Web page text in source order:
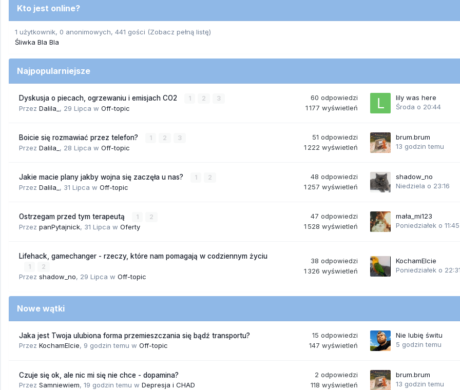
Kto jest online?
1 użytkownik, 0 anonimowych, 441 gości (Zobacz pełną listę)
Śliwka Bla Bla
Najpopularniejsze
Dyskusja o piecach, ogrzewaniu i emisjach CO2 1 2 3
Przez Dalila_ , 29 Lipca w Off-topic
60 odpowiedzi
1 177 wyświetleń
lily was here
Środa o 20:44
Boicie się rozmawiać przez telefon? 1 2 3
Przez Dalila_ , 28 Lipca w Off-topic
51 odpowiedzi
1 222 wyświetleń
brum.brum
13 godzin temu
Jakie macie plany jakby wojna się zaczęła u nas? 1 2
Przez Dalila_ , 31 Lipca w Off-topic
48 odpowiedzi
1 257 wyświetleń
shadow_no
Niedziela o 23:16
Ostrzegam przed tym terapeutą 1 2
Przez panPytajnick, 31 Lipca w Oferty
47 odpowiedzi
1 528 wyświetleń
mała_mi123
Poniedziałek o 11:45
Lifehack, gamechanger - rzeczy, które nam pomagają w codziennym życiu
1 2
Przez shadow_no, 29 Lipca w Off-topic
38 odpowiedzi
1 326 wyświetleń
KochamElcie
Poniedziałek o
Nowe wątki
Jaka jest Twoja ulubiona forma przemieszczania się bądź transportu?
Przez KochamElcie, 9 godzin temu w Off-topic
15 odpowiedzi
147 wyświetleń
Nie lubię świtu
5 godzin temu
Czuje się ok, ale nic mi się nie chce - dopamina?
Przez Samniewiem, 19 godzin temu w Depresja i CHAD
2 odpowiedzi
118 wyświetleń
brum.brum
13 godzin temu